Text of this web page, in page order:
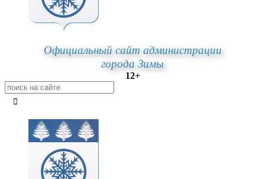
Официальный сайт администрации
города Зимы
12+